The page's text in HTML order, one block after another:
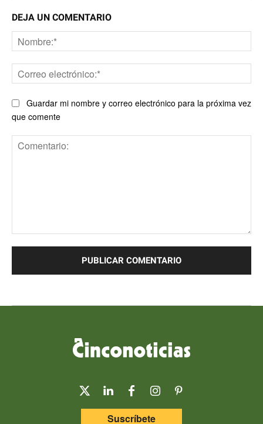
DEJA UN COMENTARIO
Guardar mi nombre y correo electrónico para la próxima vez
que comente
Suscríbete